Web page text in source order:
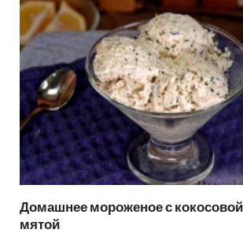
Домашнее мороженое с
мятой